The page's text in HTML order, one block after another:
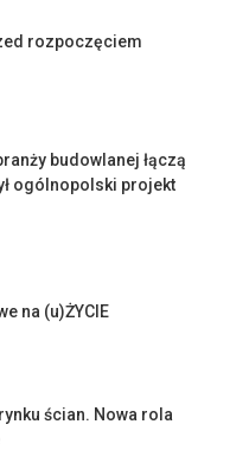
rozpoczęciem
budowlanej łączą
ogólnopolski projekt
na (u)ŻYCIE
ścian. Nowa rola